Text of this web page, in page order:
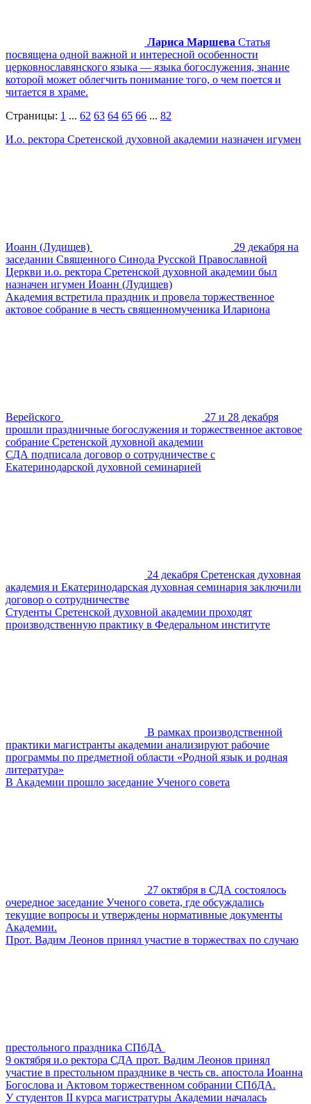
Лариса Маршева Статья
посвящена одной важной и интересной особенности
церковнославянского языка — языка богослужения, знание
которой может облегчить понимание того, о чем поется и
читается в храме.
Страницы: 1 ... 62 63 64 65 66 ... 82
И.о. ректора Сретенской духовной академии назначен игумен
Иоанн (Лудищев)
29 декабря на
заседании Священного Синода Русской Православной
Церкви и.о. ректора Сретенской духовной академии был
назначен игумен Иоанн (Лудищев)
Академия встретила праздник и провела торжественное
актовое собрание в честь священномученика Илариона
Верейского
27 и 28 декабря
прошли праздничные богослужения и торжественное актовое
собрание Сретенской духовной академии
СДА подписала договор о сотрудничестве с
Екатеринодарской духовной семинарией
24 декабря Сретенская духовная
академия и Екатеринодарская духовная семинария заключили
договор о сотрудничестве
Студенты Сретенской духовной академии проходят
производственную практику в Федеральном институте
В рамках производственной
практики магистранты академии анализируют рабочие
программы по предметной области «Родной язык и родная
литература»
В Академии прошло заседание Ученого совета
27 октября в СДА состоялось
очередное заседание Ученого совета, где обсуждались
текущие вопросы и утверждены нормативные документы
Академии.
Прот. Вадим Леонов принял участие в торжествах по случаю
престольного праздника СПбДА
9 октября и.о ректора СДА прот. Вадим Леонов принял
участие в престольном празднике в честь св. апостола Иоанна
Богослова и Актовом торжественном собрании СПбДА.
У cтудентов II курса магистратуры Академии началась